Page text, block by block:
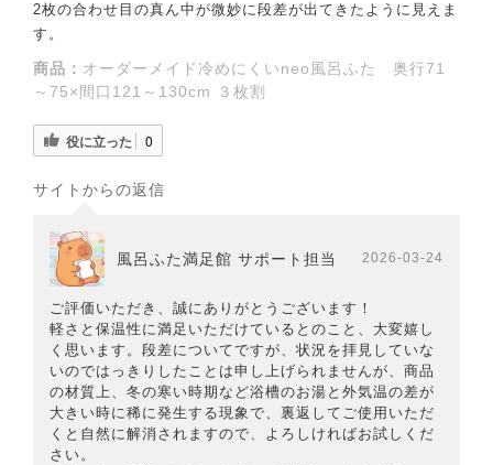
2枚の合わせ目の真ん中が微妙に段差が出てきたように見えま
す。
商品： オーダーメイド冷めにくいneo風呂ふた 奥行71
～75×間口121～130cm ３枚割
役に立った 0
サイトからの返信
風呂ふた満足館 サポート担当 2026-03-24
ご評価いただき、誠にありがとうございます！
軽さと保温性に満足いただけているとのこと、大変嬉し
く思います。段差についてですが、状況を拝見していな
いのではっきりしたことは申し上げられませんが、商品
の材質上、冬の寒い時期など浴槽のお湯と外気温の差が
大きい時に稀に発生する現象で、裏返してご使用いただ
くと自然に解消されますので、よろしければお試しくだ
さい。